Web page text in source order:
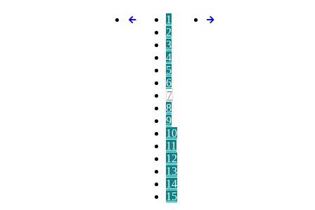
1
2
3
4
5
6
7
8
9
10
11
12
13
14
15